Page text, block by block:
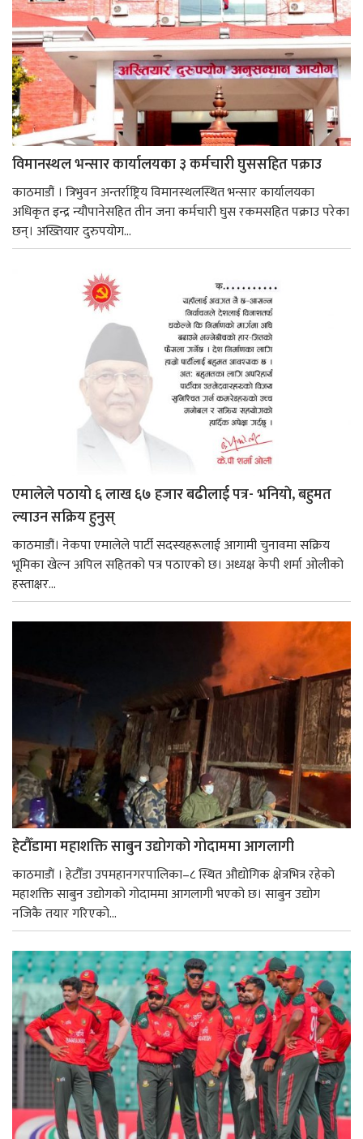
विमानस्थल भन्सार कार्यालयका ३ कर्मचारी घुससहित पक्राउ
काठमाडौं । त्रिभुवन अन्तर्राष्ट्रिय विमानस्थलस्थित भन्सार कार्यालयका
अधिकृत इन्द्र न्यौपानेसहित तीन जना कर्मचारी घुस रकमसहित पक्राउ परेका
छन्। अख्तियार दुरुपयोग...
एमालेले पठायो ६ लाख ६७ हजार बढीलाई पत्र- भनियाे, बहुमत
ल्याउन सक्रिय हुनुस्
काठमाडौं। नेकपा एमालेले पार्टी सदस्यहरूलाई आगामी चुनावमा सक्रिय
भूमिका खेल्न अपिल सहितको पत्र पठाएको छ। अध्यक्ष केपी शर्मा ओलीको
हस्ताक्षर...
हेटौँडामा महाशक्ति साबुन उद्योगको गोदाममा आगलागी
काठमाडाैं । हेटौँडा उपमहानगरपालिका–८ स्थित औद्योगिक क्षेत्रभित्र रहेको
महाशक्ति साबुन उद्योगको गोदाममा आगलागी भएको छ। साबुन उद्योग
नजिकै तयार गरिएको...